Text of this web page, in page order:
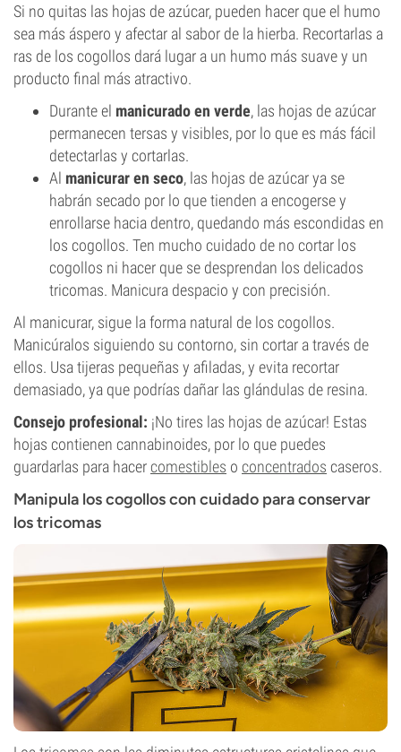
Si no quitas las hojas de azúcar, pueden hacer que el humo
sea más áspero y afectar al sabor de la hierba. Recortarlas a
ras de los cogollos dará lugar a un humo más suave y un
producto final más atractivo.
Durante el manicurado en verde, las hojas de azúcar
permanecen tersas y visibles, por lo que es más fácil
detectarlas y cortarlas.
Al manicurar en seco, las hojas de azúcar ya se
habrán secado por lo que tienden a encogerse y
enrollarse hacia dentro, quedando más escondidas en
los cogollos. Ten mucho cuidado de no cortar los
cogollos ni hacer que se desprendan los delicados
tricomas. Manicura despacio y con precisión.
Al manicurar, sigue la forma natural de los cogollos.
Manicúralos siguiendo su contorno, sin cortar a través de
ellos. Usa tijeras pequeñas y afiladas, y evita recortar
demasiado, ya que podrías dañar las glándulas de resina.
Consejo profesional: ¡No tires las hojas de azúcar! Estas
hojas contienen cannabinoides, por lo que puedes
guardarlas para hacercomestibles o concentrados caseros.
Manipula los cogollos con cuidado para conservar
los tricomas